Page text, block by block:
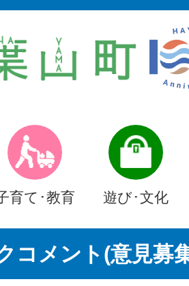
育て･教育 遊び･文化
コメント(意見募